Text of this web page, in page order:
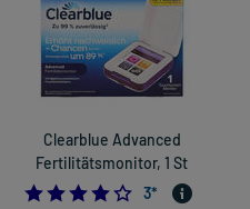
Clearblue Advanced
Fertilitätsmonitor, 1 St
4.0
3*